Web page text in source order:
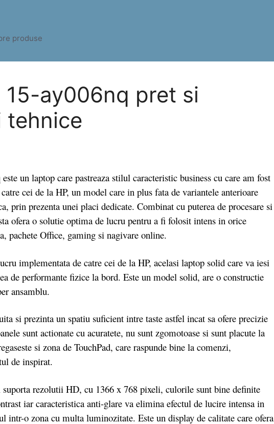
produse
15-ay006nq pret si
tehnice
un laptop care pastreaza stilul caracteristic business cu care am fost
cei de la HP, un model care in plus fata de variantele anterioare
prin prezenta unei placi dedicate. Combinat cu puterea de procesare si
ofera o solutie optima de lucru pentru a fi folosit intens in orice
pachete Office, gaming si nagivare online.
implementata de catre cei de la HP, acelasi laptop solid care va iesi
de performante fizice la bord. Este un model solid, are o constructie
ansamblu.
si prezinta un spatiu suficient intre taste astfel incat sa ofere precizie
sunt actionate cu acuratete, nu sunt zgomotoase si sunt placute la
si zona de TouchPad, care raspunde bine la comenzi,
de inspirat.
suporta rezolutii HD, cu 1366 x 768 pixeli, culorile sunt bine definite
iar caracteristica anti-glare va elimina efectul de lucire intensa in
intr-o zona cu multa luminozitate. Este un display de calitate care ofera